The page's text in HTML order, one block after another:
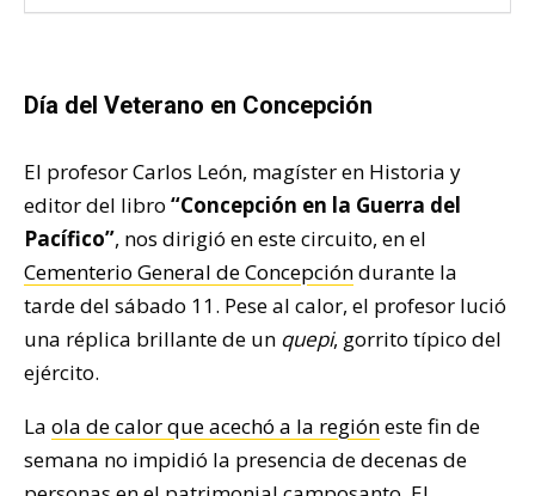
Día del Veterano en Concepción
El profesor Carlos León, magíster en Historia y
editor del libro “Concepción en la Guerra del
Pacífico”, nos dirigió en este circuito, en el
Cementerio General de Concepcióndurante la
tarde del sábado 11. Pese al calor, el profesor lució
una réplica brillante de un quepi, gorrito típico del
ejército.
La ola de calor que acechó a la regióneste fin de
semana no impidió la presencia de decenas de